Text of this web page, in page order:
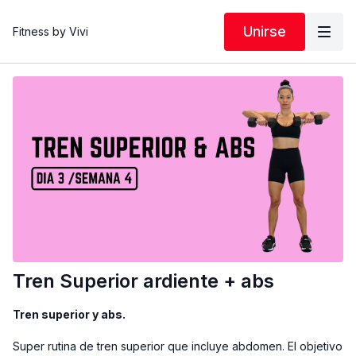
Fitness by Vivi Unirse
Tren Superior ardiente + abs
Tren superior y abs.
Super rutina de tren superior que incluye abdomen. El objetivo